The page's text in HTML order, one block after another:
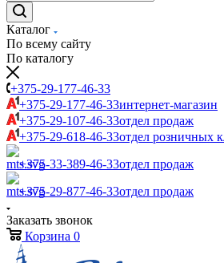
Каталог
По всему сайту
По каталогу
+375-29-177-46-33
+375-29-177-46-33интернет-магазин
+375-29-107-46-33отдел продаж
+375-29-618-46-33отдел розничных
+375-33-389-46-33отдел продаж
+375-29-877-46-33отдел продаж
Заказать звонок
Корзина 0